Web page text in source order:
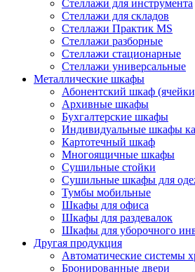
Стеллажи для инструмента
Стеллажи для складов
Стеллажи Практик MS
Стеллажи разборные
Стеллажи стационарные
Стеллажи универсальные
Металлические шкафы
Абонентский шкаф
Архивные шкафы
Бухгалтерские шкафы
Индивидуальные шкафы
Картотечный шкаф
Многоящичные шкафы
Сушильные стойки
Сушильные шкафы для
Тумбы мобильные
Шкафы для офиса
Шкафы для раздевалок
Шкафы для уборочного
Другая продукция
Автоматические системы
Бронированные двери